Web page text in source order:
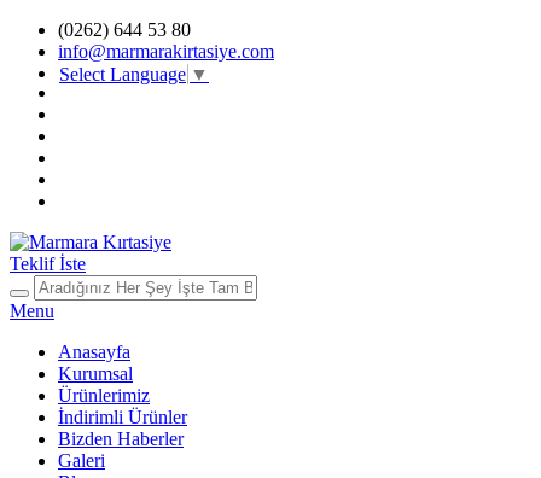
(0262) 644 53 80
info@marmarakirtasiye.com
Select Language ▼
Teklif İste
Menu
Anasayfa
Kurumsal
Ürünlerimiz
İndirimli Ürünler
Bizden Haberler
Galeri